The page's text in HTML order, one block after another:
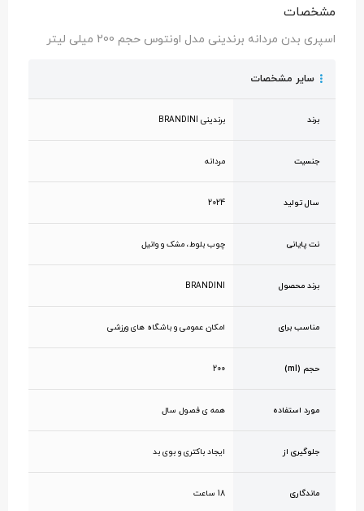
مشخصات
اسپری بدن مردانه برندینی مدل اونتوس حجم 200 میلی لیتر
سایر مشخصات
برند برندینی BRANDINI
جنسیت مردانه
سال تولید 2024
نت پایانی چوب بلوط، مشک و وانیل
برند محصول BRANDINI
مناسب برای امکان عمومی و باشگاه های ورزشی
حجم (ml) 200
مورد استفاده همه ی فصول سال
جلوگیری از ایجاد باکتری و بوی بد
ماندگاری 18 ساعت